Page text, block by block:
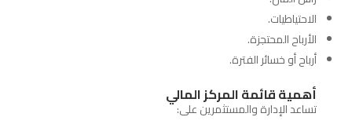
الاحتياطيات.
الأرباح المحتجزة.
أرباح أو خسائر الفترة.
أهمية قائمة المركز المالي
تساعد الإدارة والمستثمرين على: